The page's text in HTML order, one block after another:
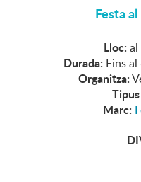
Festa
Lloc: al
Durada: Fins
Organitza:
Marc: